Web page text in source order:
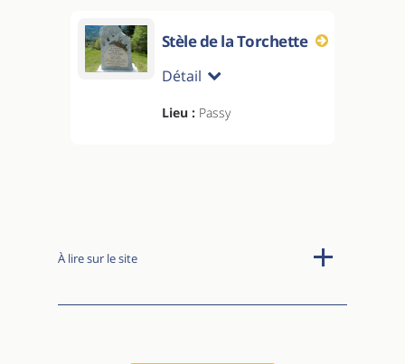
Stèle de la Torchette
Détail
Lieu : Passy
À lire sur le site